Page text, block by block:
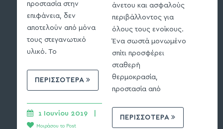
προστασία στην
επιφάνεια, δεν
αποτελούν από μόνα
τους στεγανωτικό
υλικό. Το
ΠΕΡΙΣΣΟΤΕΡΑ
1 Ιουνίου 2019   |
Μοιράσου το Post
άνετου και ασφαλούς
περιβάλλοντος για
όλους τους ενοίκους.
Ένα σωστά μονωμένο
σπίτι προσφέρει
σταθερή
θερμοκρασία,
προστασία από
ΠΕΡΙΣΣΟΤΕΡΑ